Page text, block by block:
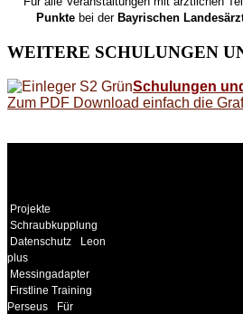
Punkte bei derBayrischen
WEITERE SCHULUNGEN
Schulungen
Zum PDF Download einfach die
Projekte
Schraubkupplung
Datenschutz
Leon
plus
Messingadapter
Firstline Training
Perseus
Für